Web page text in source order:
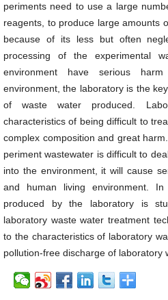
periments need to use a large
reagents, to produce large amounts
because of its less but often
processing of the experimental
environment have serious
environment, the laboratory is the
of waste water produced.
characteristics of being difficult to
complex composition and great
periment wastewater is difficult to
into the environment, it will cause
and human living environment.
produced by the laboratory is
laboratory waste water treatment
to the characteristics of laboratory
pollution-free discharge of laboratory